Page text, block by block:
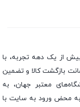
از یک دهه تجربه، با
پرداخت در محل، ۷ روز ضمانت بازگشت کالا و تضمین
معتبر جهان، به
به محض ورود به سایت با